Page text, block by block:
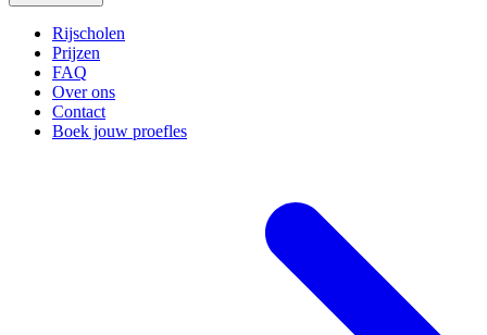
Rijscholen
Prijzen
FAQ
Over ons
Contact
Boek jouw proefles